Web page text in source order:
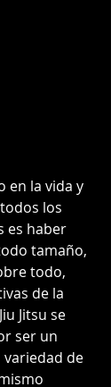
en la vida y
los
es haber
tamaño,
todo,
de la
Jitsu se
ser un
de